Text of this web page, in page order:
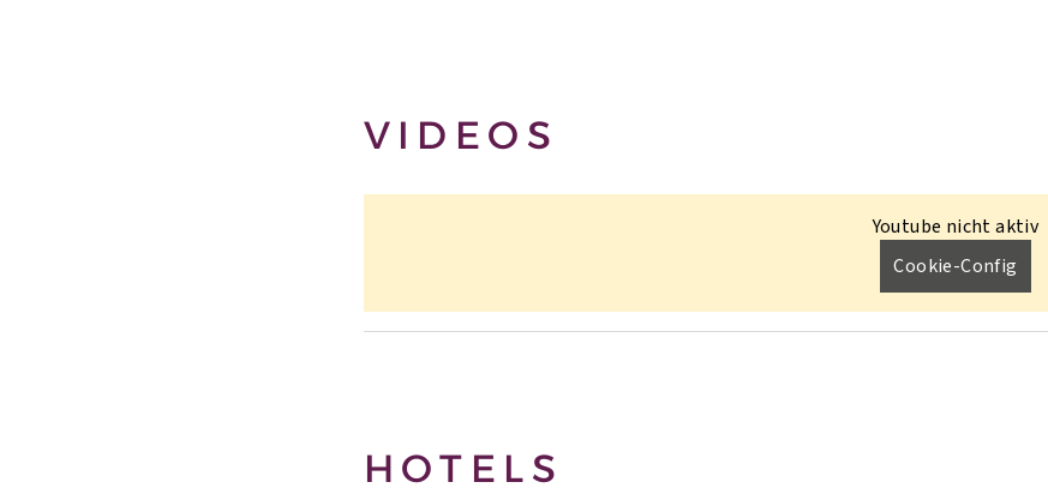
VIDEOS
Youtube nicht aktiv
Cookie-Config
HOTELS